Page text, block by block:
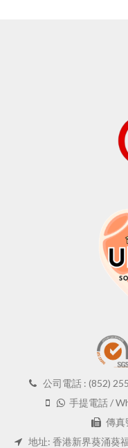
公司電話 : (852)
手提電話 /
傳真
地址: 香港新界葵涌葵